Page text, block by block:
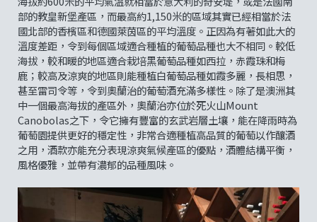
部的教皇新堡產區，而最高約1,150米的區域其實已經相當於法
國北部的香檳區和德國萊茵區的平均溫度。正因為有著如此大的
溫度差距，令到每個區域適合種植的葡萄品種也大不相同。較低
海拔，較和暖的地區適合栽培黑葡萄品種如西拉，赤霞珠和梅
鹿；較高及涼爽的地區則能種植白葡萄品種如霞多麗，長相思，
甚至雷司令等，令到奧蘭治的葡萄酒充滿多樣性。除了是澳洲其
中一個最高海拔的產區外，奧蘭治亦位於死火山Mount
Canobolas之下，令它擁有豐富的玄武岩層土壤，能在降雨時為
葡萄園提供更好的穩定性，非常合適種植高品質的葡萄以作釀酒
之用，酒款亦能充分表現涼爽氣候產區的優點，酒體結構平衡，
風格優雅，並帶有濃郁的品種風味。